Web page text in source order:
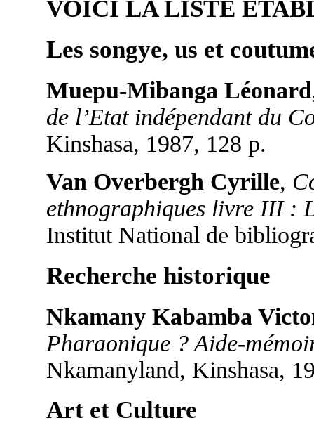
VOICI LA LISTE
Les songye, us et
Muepu-Mibanga Léonard
de l’Etat indépendant du
Kinshasa, 1987, 128 p.
Van Overbergh Cyrille,
ethnographiques livre III :
Institut National de
Recherche historique
Nkamany Kabamba
Pharaonique ? Aide-
Nkamanyland, Kinshasa,
Art et Culture